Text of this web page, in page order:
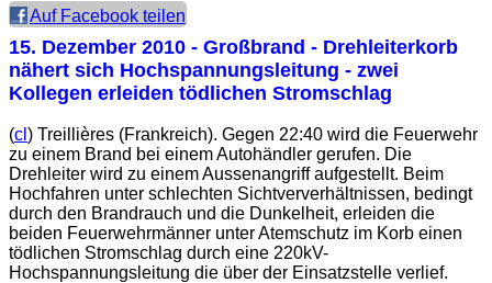
Auf Facebook teilen
15. Dezember 2010 - Großbrand - Drehleiterkorb
nähert sich Hochspannungsleitung - zwei
Kollegen erleiden tödlichen Stromschlag
(cl ) Treillières (Frankreich). Gegen 22:40 wird die Feuerwehr
zu einem Brand bei einem Autohändler gerufen. Die
Drehleiter wird zu einem Aussenangriff aufgestellt. Beim
Hochfahren unter schlechten Sichtververhältnissen, bedingt
durch den Brandrauch und die Dunkelheit, erleiden die
beiden Feuerwehrmänner unter Atemschutz im Korb einen
tödlichen Stromschlag durch eine 220kV-
Hochspannungsleitung die über der Einsatzstelle verlief.